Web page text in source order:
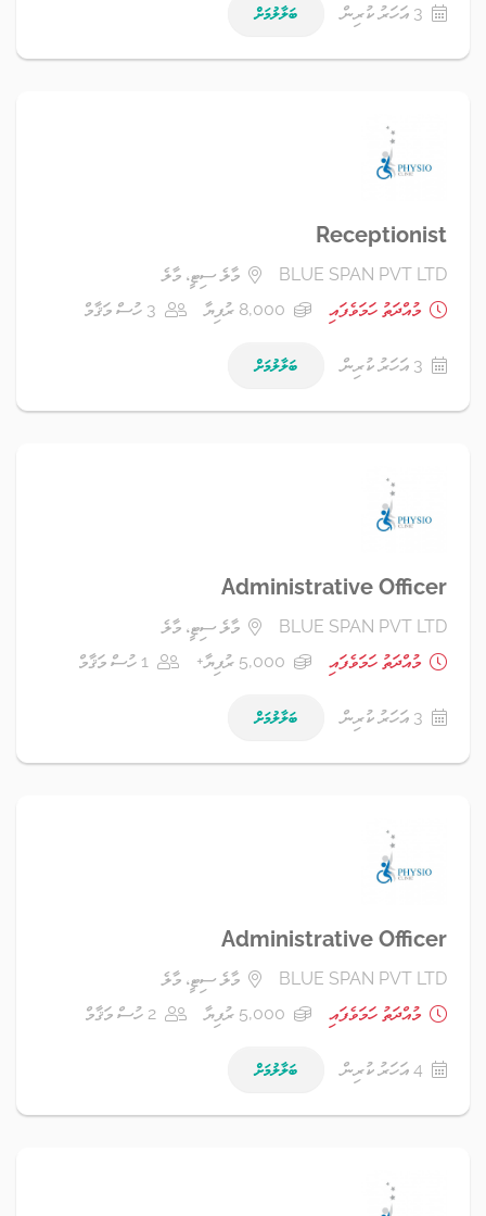
3 އަހަރު ކުރިން ބަލާލުމަށް
Receptionist
BLUE SPAN PVT LTD
މާލެ ސިޓީ، މާލެ
މުއްދަތު ހަމަވެފައި
8,000 ރުފިޔާ 3 ހުސް މަޤާމް
3 އަހަރު ކުރިން ބަލާލުމަށް
Administrative Officer
BLUE SPAN PVT LTD
މާލެ ސިޓީ، މާލެ
މުއްދަތު ހަމަވެފައި
5,000 ރުފިޔާ+ 1 ހުސް މަޤާމް
3 އަހަރު ކުރިން ބަލާލުމަށް
Administrative Officer
BLUE SPAN PVT LTD
މާލެ ސިޓީ، މާލެ
މުއްދަތު ހަމަވެފައި
5,000 ރުފިޔާ 2 ހުސް މަޤާމް
4 އަހަރު ކުރިން ބަލާލުމަށް